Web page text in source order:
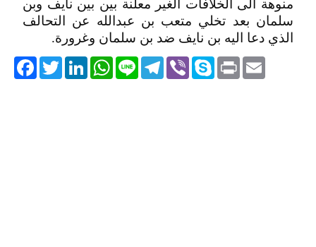
منوهة الى الخلافات الغير معلنة بين بين نايف وبن
سلمان بعد تخلي متعب بن عبدالله عن التحالف
الذي دعا اليه بن نايف ضد بن سلمان وغرورة.
TwitterLinkedIn
WhatsApp Line
Telegram ViberSkype PrintEmail